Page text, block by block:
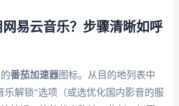
易云音乐？步骤清晰如呼
番茄加速器图标。从目的地列表中
乐解锁”选项（或选优化国内影音的服